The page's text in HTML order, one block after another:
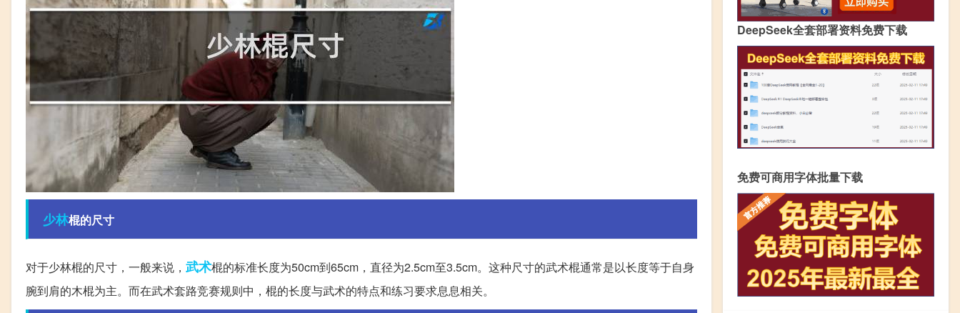
少林棍的尺寸
对于少林棍的尺寸，一般来说， 武术棍的标准长度为50cm到65cm，直径为2.5cm至3.5cm。这种尺寸的武术棍通常是以长度等于自身
腕到肩的木棍为主。而在武术套路竞赛规则中，棍的长度与武术的特点和练习要求息息相关。
DeepSeek全套部署资料免费下载
免费可商用字体批量下载